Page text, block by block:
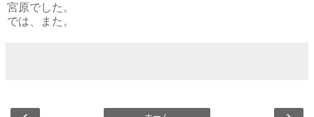
宮原でした。
では、また。